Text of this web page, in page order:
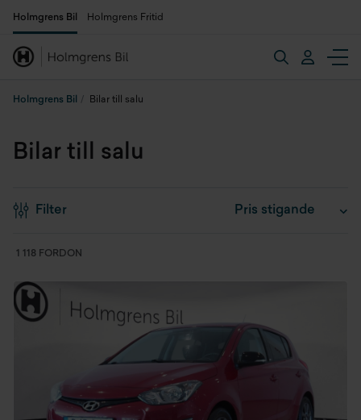
Holmgrens Bil Holmgrens Fritid
Holmgrens Bil Bilar till salu
Bilar till salu
Filter
1 118 FORDON